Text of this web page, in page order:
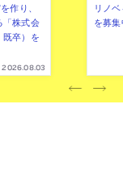
作り、
「株式会
卒）を
2026.08.03
リノ
を募